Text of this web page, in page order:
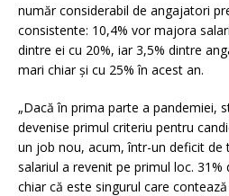
număr considerabil de angajatori
consistente: 10,4% vor majora
dintre ei cu 20%, iar 3,5% dintre
mari chiar și cu 25% în acest an.
„Dacă în prima parte a pandemiei,
devenise primul criteriu pentru
un job nou, acum, într-un deficit de
salariul a revenit pe primul loc.
chiar că este singurul care